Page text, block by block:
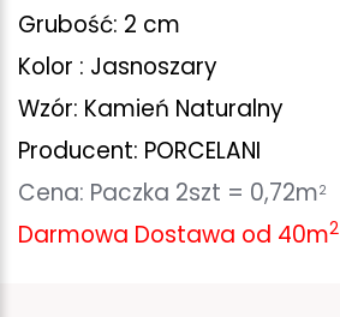
Grubość: 2 cm
Kolor : Jasnoszary
Wzór: Kamień Naturalny
Producent: PORCELANI
Cena: Paczka 2szt = 0,72m2
Darmowa Dostawa od 40m2